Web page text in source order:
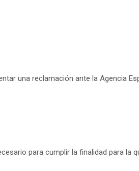
una reclamación ante la Agencia
para cumplir la finalidad para la